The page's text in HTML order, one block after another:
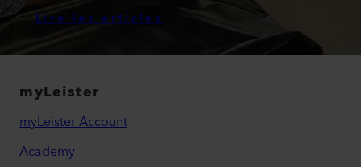
Lire les articles
myLeister
myLeister Account
Academy